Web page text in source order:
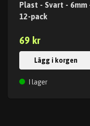
Plast - Svart - 6mm
12-pack
69 kr
Lägg i korgen
I lager